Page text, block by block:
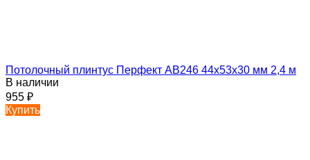
Потолочный плинтус Перфект AB246 44х53х30 мм 2,4 м
В наличии
955 ₽
Купить